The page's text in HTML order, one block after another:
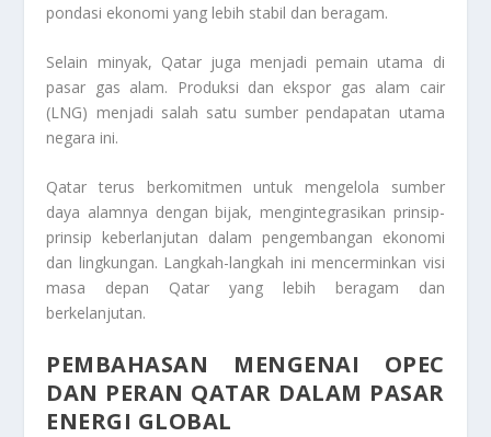
pondasi ekonomi yang lebih stabil dan beragam.
Selain minyak, Qatar juga menjadi pemain utama di
pasar gas alam. Produksi dan ekspor gas alam cair
(LNG) menjadi salah satu sumber pendapatan utama
negara ini.
Qatar terus berkomitmen untuk mengelola sumber
daya alamnya dengan bijak, mengintegrasikan prinsip-
prinsip keberlanjutan dalam pengembangan ekonomi
dan lingkungan. Langkah-langkah ini mencerminkan visi
masa depan Qatar yang lebih beragam dan
berkelanjutan.
PEMBAHASAN MENGENAI OPEC
DAN PERAN QATAR DALAM PASAR
ENERGI GLOBAL